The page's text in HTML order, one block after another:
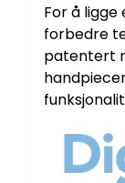
For å
forbedre
patentert